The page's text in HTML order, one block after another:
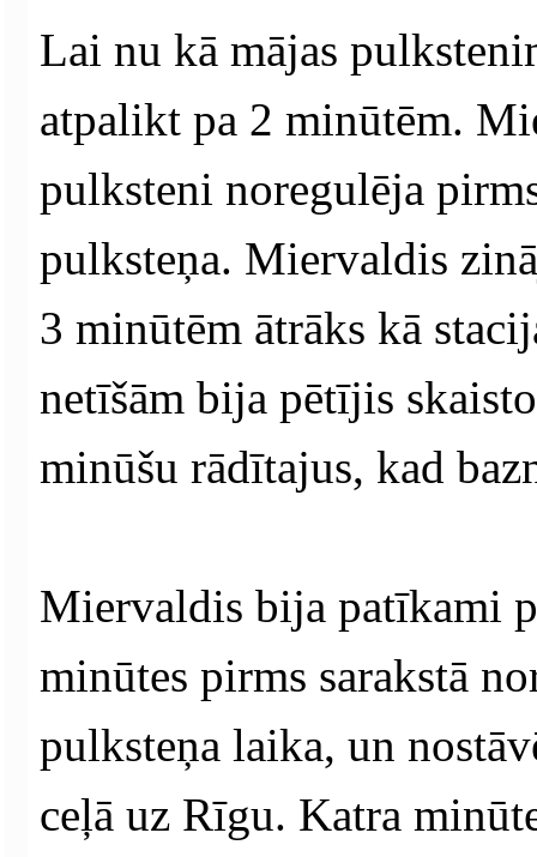
Lai nu kā mājas
atpalikt pa 2 minūtēm.
pulksteni noregulēja
pulksteņa. Miervaldis
3 minūtēm ātrāks kā
netīšām bija pētījis
minūšu rādītajus, kad
Miervaldis bija patīkami
minūtes pirms sarakstā
pulksteņa laika, un
ceļā uz Rīgu. Katra